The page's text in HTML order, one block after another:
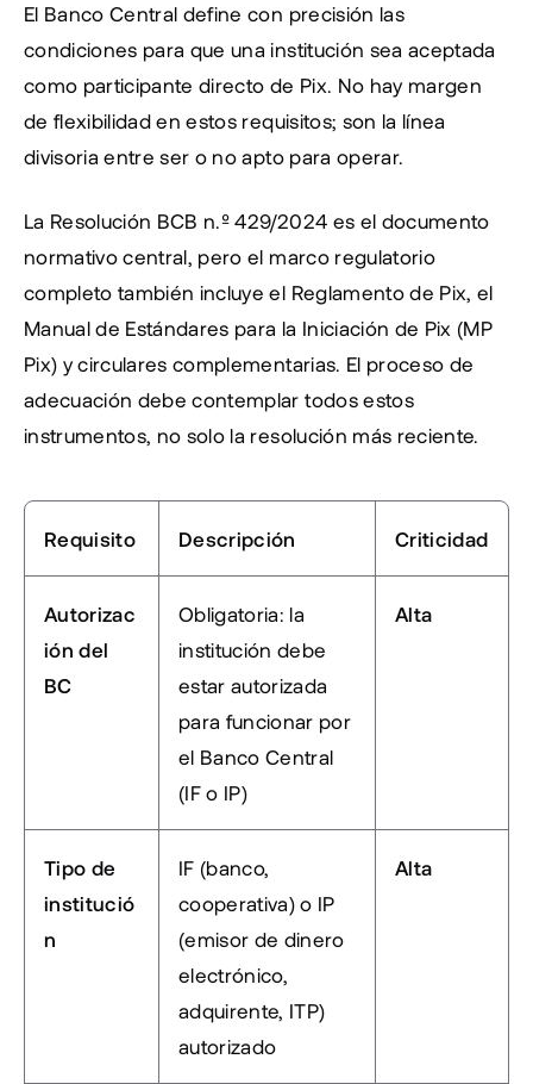
El Banco Central define con precisión las
condiciones para que una institución sea aceptada
como participante directo de Pix. No hay margen
de flexibilidad en estos requisitos; son la línea
divisoria entre ser o no apto para operar.
La Resolución BCB n.º 429/2024 es el documento
normativo central, pero el marco regulatorio
completo también incluye el Reglamento de Pix, el
Manual de Estándares para la Iniciación de Pix (MP
Pix) y circulares complementarias. El proceso de
adecuación debe contemplar todos estos
instrumentos, no solo la resolución más reciente.
Requisito Descripción Criticidad
Autorizac
ión del
BC
Obligatoria: la
institución debe
estar autorizada
para funcionar por
el Banco Central
(IF o IP)
Alta
Tipo de
institució
n
IF (banco,
cooperativa) o IP
(emisor de dinero
electrónico,
adquirente, ITP)
autorizado
Alta